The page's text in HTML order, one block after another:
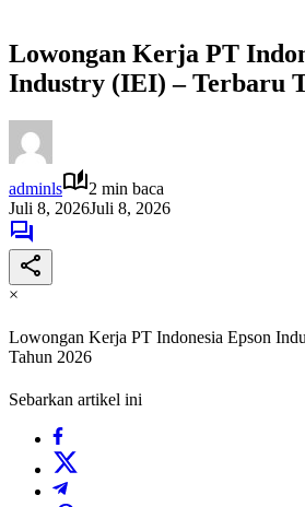
Lowongan Kerja PT
Industry (IEI) – Terbaru
adminls
2 min baca
Juli 8, 2026Juli 8, 2026
×
Lowongan Kerja PT Indonesia Epson
Tahun 2026
Sebarkan artikel ini